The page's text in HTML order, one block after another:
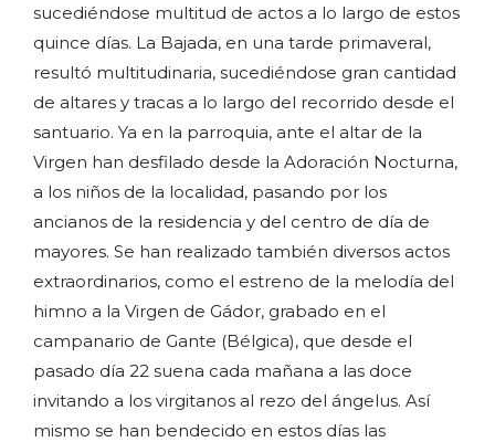
sucediéndose multitud de actos a lo largo de estos
quince días. La Bajada, en una tarde primaveral,
resultó multitudinaria, sucediéndose gran cantidad
de altares y tracas a lo largo del recorrido desde el
santuario. Ya en la parroquia, ante el altar de la
Virgen han desfilado desde la Adoración Nocturna,
a los niños de la localidad, pasando por los
ancianos de la residencia y del centro de día de
mayores. Se han realizado también diversos actos
extraordinarios, como el estreno de la melodía del
himno a la Virgen de Gádor, grabado en el
campanario de Gante (Bélgica), que desde el
pasado día 22 suena cada mañana a las doce
invitando a los virgitanos al rezo del ángelus. Así
mismo se han bendecido en estos días las